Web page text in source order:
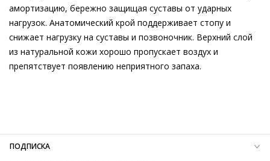
амортизацию, бережно защищая суставы от ударных
нагрузок. Анатомический крой поддерживает стопу и
снижает нагрузку на суставы и позвоночник. Верхний слой
из натуральной кожи хорошо пропускает воздух и
препятствует появлению неприятного запаха.
Материал подошвы Термопластичный полиуретан (TPU)
Высота каблука
ПОДПИСКА